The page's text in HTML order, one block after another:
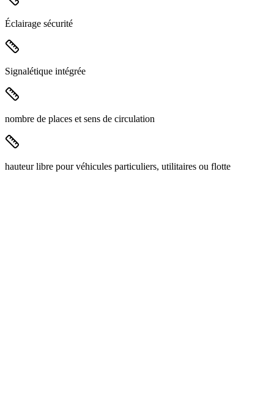
Éclairage sécurité
Signalétique intégrée
nombre de places et sens de circulation
hauteur libre pour véhicules particuliers, utilitaires ou flotte